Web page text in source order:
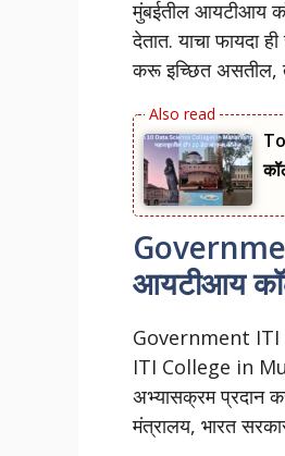
मुंबईतील आयटीआय
देतात. याचा फायदा ही
करू इच्छित असतील,
आयटीआय
Government ITI
ITI College in
अभ्यासक्रम
मंत्रालय, भारत